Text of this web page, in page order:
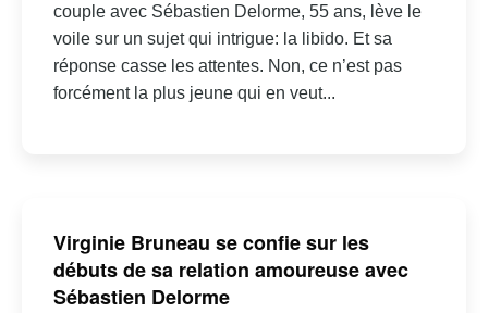
couple avec Sébastien Delorme, 55 ans, lève le
voile sur un sujet qui intrigue: la libido. Et sa
réponse casse les attentes. Non, ce n’est pas
forcément la plus jeune qui en veut...
Virginie Bruneau se confie sur les
débuts de sa relation amoureuse avec
Sébastien Delorme